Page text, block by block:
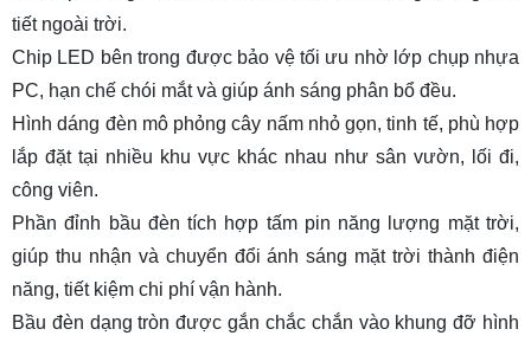
tiết ngoài trời.
Chip LED bên trong được bảo vệ tối ưu nhờ lớp chụp nhựa
PC, hạn chế chói mắt và giúp ánh sáng phân bổ đều.
Hình dáng đèn mô phỏng cây nấm nhỏ gọn, tinh tế, phù hợp
lắp đặt tại nhiều khu vực khác nhau như sân vườn, lối đi,
công viên.
Phần đỉnh bầu đèn tích hợp tấm pin năng lượng mặt trời,
giúp thu nhận và chuyển đổi ánh sáng mặt trời thành điện
năng, tiết kiệm chi phí vận hành.
Bầu đèn dạng tròn được gắn chắc chắn vào khung đỡ hình